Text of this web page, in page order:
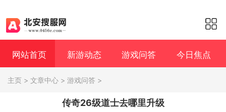
网站首页 新游动态 游戏问答 今日焦点
主页 > 文章中心 > 游戏问答 >
传奇26级道士去哪里升级